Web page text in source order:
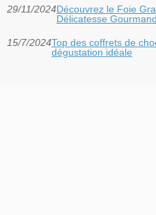
29/11/2024Découvrez le Foie
Délicatesse
15/7/2024Top des coffrets de
dégustation idéale